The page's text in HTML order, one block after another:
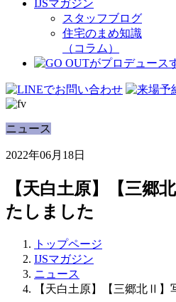
IJSマガジン
スタッフブログ
住宅のまめ知識
（コラム）
ニュース
2022年06月18日
【天白土原】【三郷
たしました
トップページ
IJSマガジン
ニュース
【天白土原】【三郷北Ⅱ】